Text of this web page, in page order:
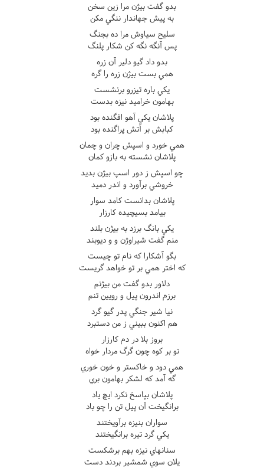
بدو گفت بيژن مرا زين سخن
به پيش جهاندار ننگي مکن
سليح سياوش مرا ده بجنگ
پس آنگه نگه کن شکار پلنگ
بدو داد گيو دلير آن زره
همي بست بيژن زره را گره
يکي باره تيزرو برنشست
بهامون خراميد نيزه بدست
پلاشان يکي آهو افگنده بود
کبابش بر آتش پراگنده بود
همي خورد و اسپش چران و چمان
پلاشان نشسته به بازو کمان
چو اسپش ز دور اسپ بيژن بديد
خروشي برآورد و اندر دميد
پلاشان بدانست کامد سوار
بيامد بسيچيده کارزار
يکي بانگ برزد به بيژن بلند
منم گفت شيراوژن و و ديوبند
بگو آشکارا که نام تو چيست
که اختر همي بر تو خواهد گريست
دلاور بدو گفت من بيژنم
برزم اندرون پيل و رويين تنم
نيا شير جنگي پدر گيو گرد
هم اکنون ببيني ز من دستبرد
بروز بلا در دم کارزار
تو بر کوه چون گرگ مردار خواه
همي دود و خاکستر و خون خوري
گه آمد که لشکر بهامون بري
پلاشان بپاسخ نکرد ايچ ياد
برانگيخت آن پيل تن را چو باد
سواران بنيزه برآويختند
يکي گرد تيره برانگيختند
سنانهاي نيزه بهم برشکست
يلان سوي شمشير بردند دست